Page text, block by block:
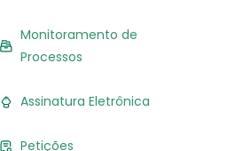
Monitoramento de
Processos
Assinatura Eletrônica
Petições